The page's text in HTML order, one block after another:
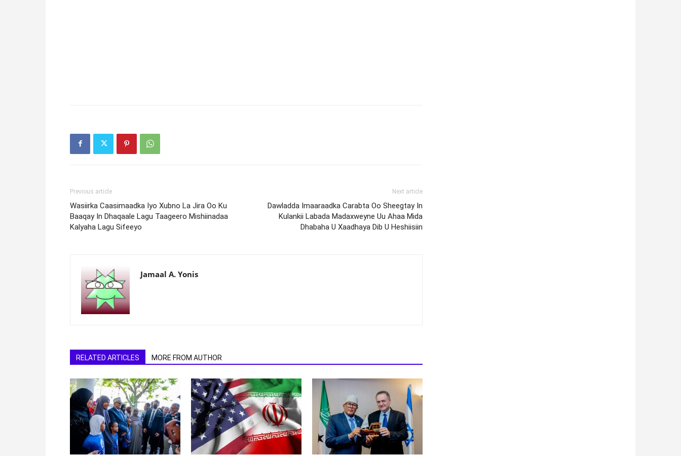
Previous article
Wasiirka Caasimaadka Iyo Xubno La Jira Oo Ku
Baaqay In Dhaqaale Lagu Taageero Mishiinadaa
Kalyaha Lagu Sifeeyo
Next article
Dawladda Imaaraadka Carabta Oo Sheegtay In
Kulankii Labada Madaxweyne Uu Ahaa Mida
Dhabaha U Xaadhaya Dib U Heshiisiin
Jamaal A. Yonis
RELATED ARTICLES MORE FROM AUTHOR